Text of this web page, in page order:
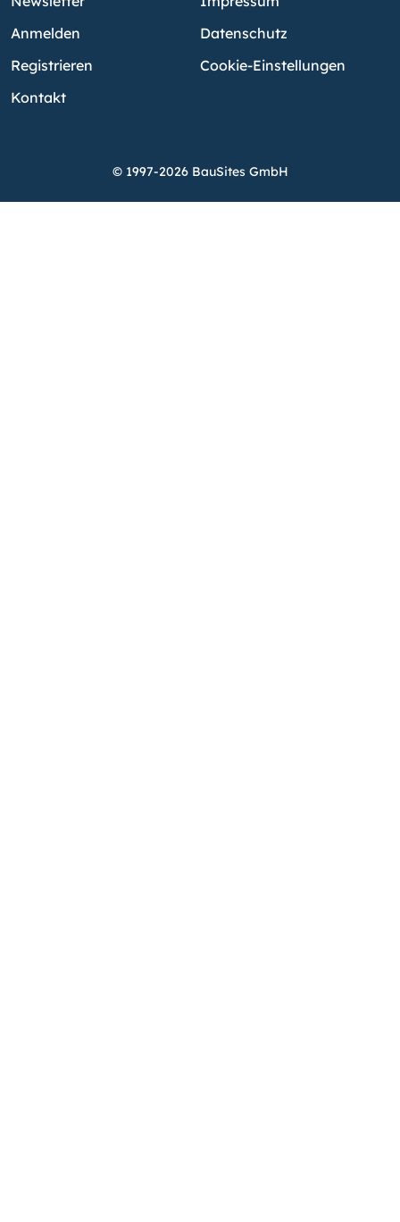
Anmelden
Registrieren
Kontakt
Datenschutz
Cookie-Einstellungen
© 1997-2026 BauSites GmbH